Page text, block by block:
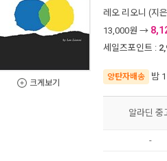
크게보기
레오 리오니 (지
13,000원 →
세일즈포인트 :
양탄자배송 밤
알라딘 중
-